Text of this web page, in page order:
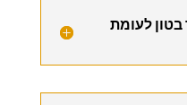
בטון לעומת